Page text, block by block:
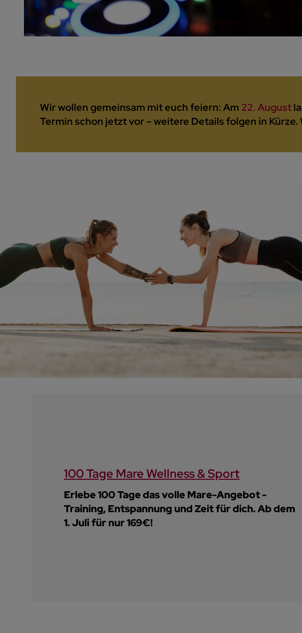
Wir wollen gemeinsam mit euch feiern: Am 22. August
Termin schon jetzt vor – weitere Details folgen in
100 Tage Mare Wellness & Sport
Erlebe 100 Tage das volle Mare-Angebot -
Training, Entspannung und Zeit für dich. Ab dem
1. Juli für nur 169€!